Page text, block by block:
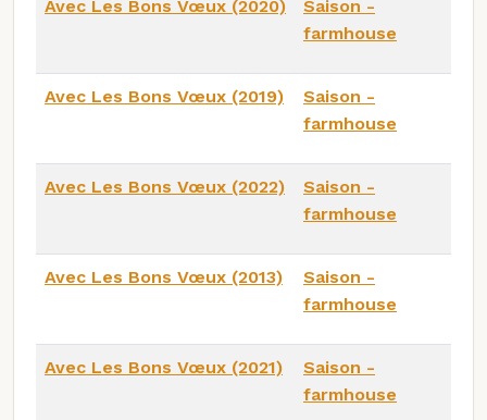
Avec Les Bons Vœux (2020)
Saison -
farmhouse
Avec Les Bons Vœux (2019)
Saison -
farmhouse
Avec Les Bons Vœux (2022)
Saison -
farmhouse
Avec Les Bons Vœux (2013)
Saison -
farmhouse
Avec Les Bons Vœux (2021)
Saison -
farmhouse